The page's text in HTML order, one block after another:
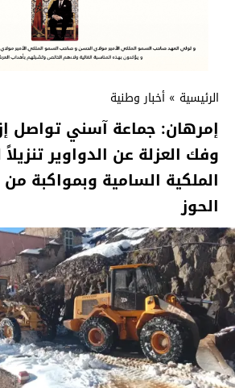
الرئيسية » أخبار وطنية
إمرهان: جماعة آسني تواصل
وفك العزلة عن الدواوير
الملكية السامية وبمواكبة
الحوز